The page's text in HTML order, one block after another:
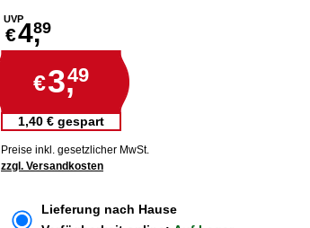
UVP
€4,89
€3,49
1,40 € gespart
Preise inkl. gesetzlicher MwSt.
zzgl. Versandkosten
Lieferung nach Hause